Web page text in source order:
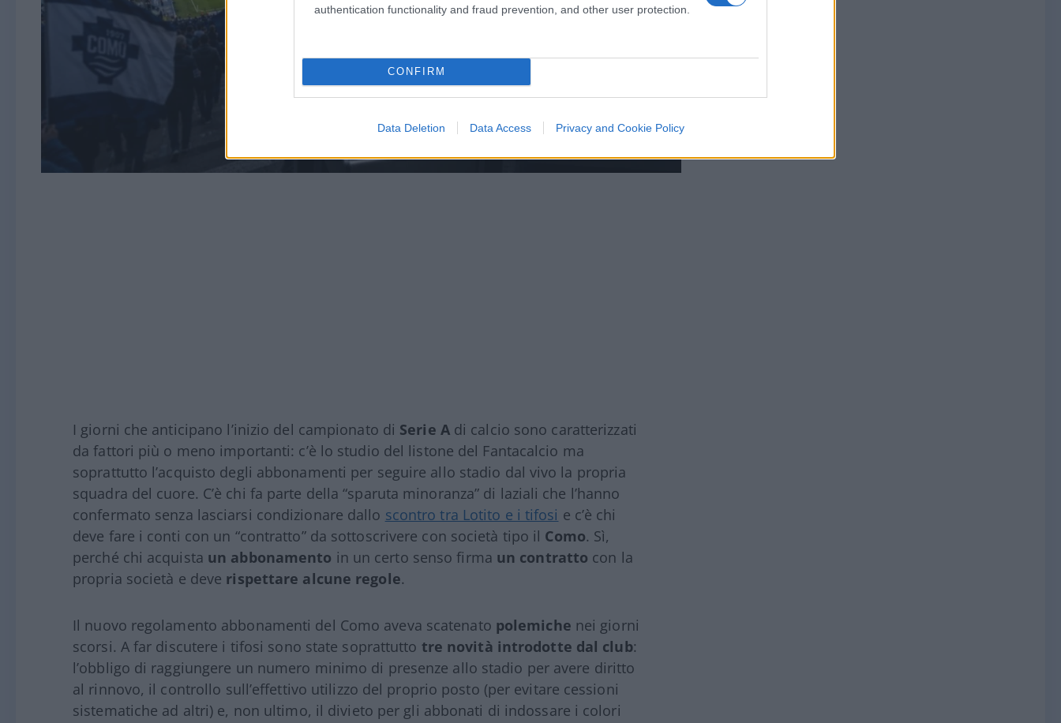
authentication functionality and fraud prevention, and other user protection.
CONFIRM
Data Deletion Data Access Privacy and Cookie Policy
I giorni che anticipano l’inizio del campionato di Serie Adi calcio sono caratterizzati
da fattori più o meno importanti: c’è lo studio del listone del Fantacalcio ma
soprattutto l’acquisto degli abbonamenti per seguire allo stadio dal vivo la propria
squadra del cuore. C’è chi fa parte della “sparuta minoranza” di laziali che l’hanno
confermato senza lasciarsi condizionare dallo scontro tra Lotito e i tifosi e c’è chi
deve fare i conti con un “contratto” da sottoscrivere con società tipo il Como. Sì,
perché chi acquista un abbonamento in un certo senso firma un contratto con la
propria società e deve rispettare alcune regole.
Il nuovo regolamento abbonamenti del Como aveva scatenato polemiche nei giorni
scorsi. A far discutere i tifosi sono state soprattutto tre novità introdotte dal club:
l’obbligo di raggiungere un numero minimo di presenze allo stadio per avere diritto
al rinnovo, il controllo sull’effettivo utilizzo del proprio posto (per evitare cessioni
sistematiche ad altri) e, non ultimo, il divieto per gli abbonati di indossare i colori